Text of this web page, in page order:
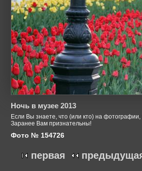
Ночь в музее 2013
Если Вы знаете, что (или кто) на
Заранее Вам признательны!
Фото № 154726
первая